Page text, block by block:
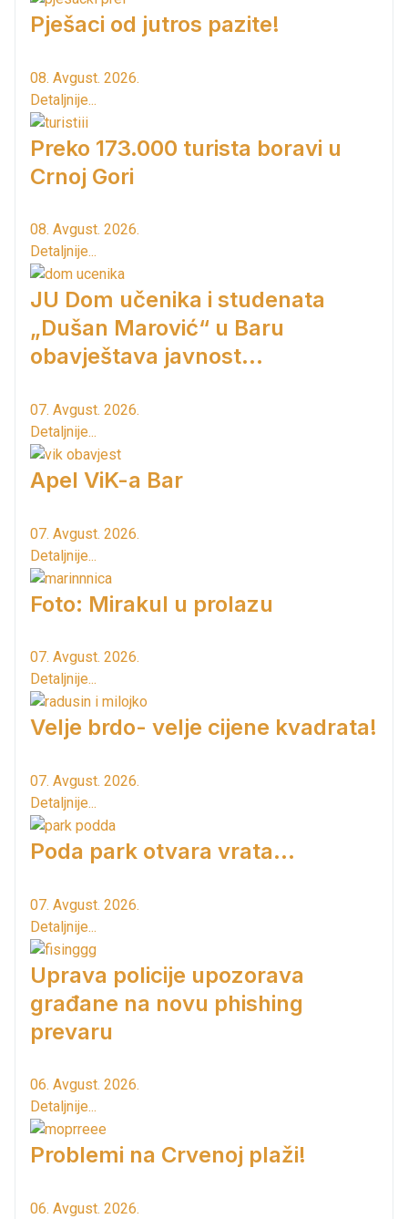
Pješaci od jutros pazite!
08. Avgust. 2026.
Detaljnije...
Preko 173.000 turista boravi u
Crnoj Gori
08. Avgust. 2026.
Detaljnije...
JU Dom učenika i studenata
„Dušan Marović“ u Baru
obavještava javnost...
07. Avgust. 2026.
Detaljnije...
Apel ViK-a Bar
07. Avgust. 2026.
Detaljnije...
Foto: Mirakul u prolazu
07. Avgust. 2026.
Detaljnije...
Velje brdo- velje cijene kvadrata!
07. Avgust. 2026.
Detaljnije...
Poda park otvara vrata...
07. Avgust. 2026.
Detaljnije...
Uprava policije upozorava
građane na novu phishing
prevaru
06. Avgust. 2026.
Detaljnije...
Problemi na Crvenoj plaži!
06. Avgust. 2026.